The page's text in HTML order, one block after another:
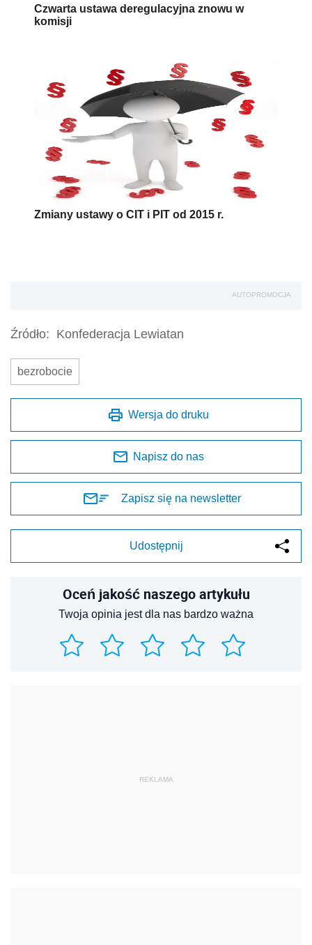
Czwarta ustawa deregulacyjna znowu w
komisji
Zmiany ustawy o CIT i PIT od 2015 r.
AUTOPROMOCJA
Źródło: Konfederacja Lewiatan
bezrobocie
Wersja do druku
Napisz do nas
Zapisz się na newsletter
Udostępnij
Oceń jakość naszego artykułu
Twoja opinia jest dla nas bardzo ważna
REKLAMA